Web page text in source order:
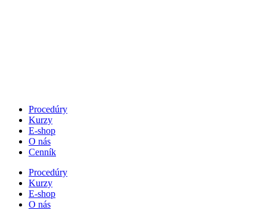
Procedúry
Kurzy
E-shop
O nás
Cenník
Procedúry
Kurzy
E-shop
O nás